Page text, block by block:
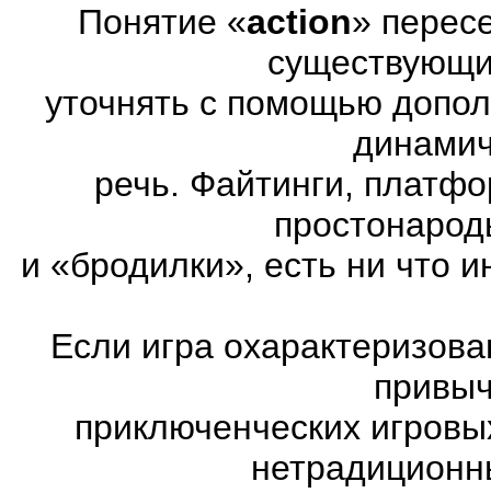
Понятие «action»
уточнять с помощью
речь. Файтинги,
и «бродилки», есть ни что
Если игра
приключенческих